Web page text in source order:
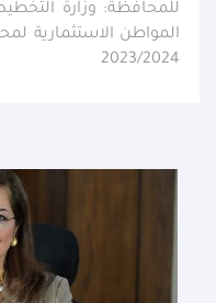
للمحافظة: وزارة
المواطن الاستثمارية
2023/2024